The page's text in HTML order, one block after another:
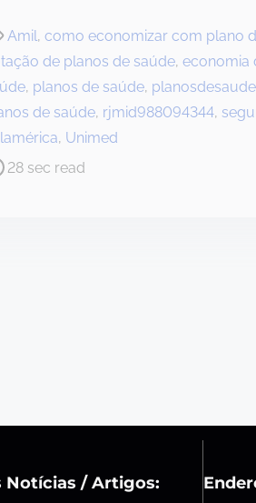
Amil, como economizar com plano
de planos de saúde, economia
, planos de saúde, planosdesaude
de saúde, rjmid988094344,
, Unimed
28 sec read
Notícias / Artigos: